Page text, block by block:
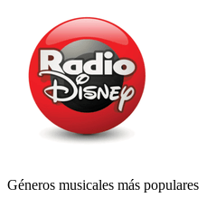
Géneros musicales más populares